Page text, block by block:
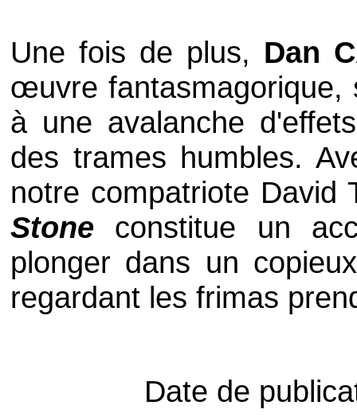
Une fois de plus, Dan
œuvre fantasmagorique,
à une avalanche
des trames humbles.
notre compatriote David
Stone constitue un
plonger dans un
regardant les frimas
Date de